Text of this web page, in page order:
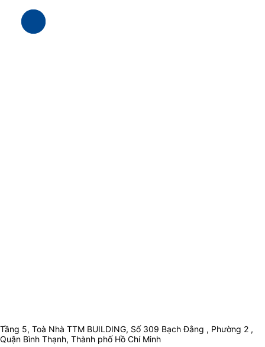
Tầng 5, Toà Nhà TTM BUILDING, Số 309 Bạch Đằng , Phường 2 ,
Quận Bình Thạnh, Thành phố Hồ Chí Minh